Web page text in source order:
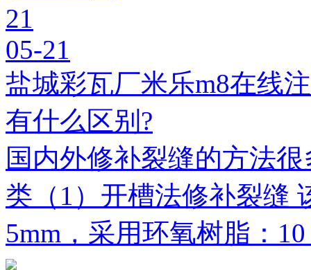
21
05-21
盐城彩瓦厂米乐m8在线
有什么区别?
国内外修补裂缝的方法
类（1）开槽法修补裂缝
5mm，采用环氧树脂：